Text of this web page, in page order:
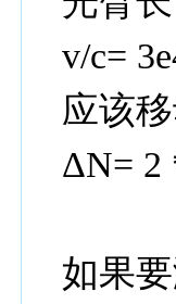
v/c=
应该
ΔN= 2
如果